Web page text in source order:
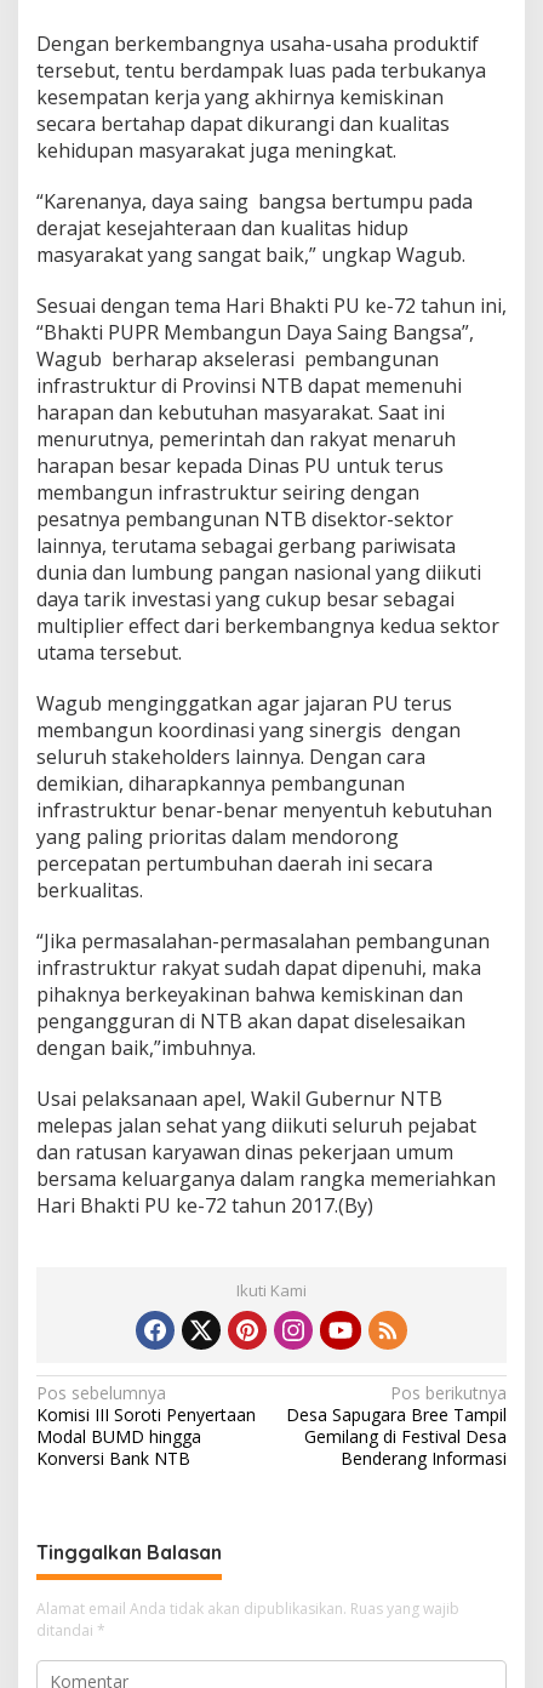
o
l
o
g
B
r
k
u
i
t
a
s
Dengan berkembangnya usaha-usaha produktif
tersebut, tentu berdampak luas pada terbukanya
kesempatan kerja yang akhirnya kemiskinan
secara bertahap dapat dikurangi dan kualitas
kehidupan masyarakat juga meningkat.
“Karenanya, daya saing bangsa bertumpu pada
derajat kesejahteraan dan kualitas hidup
masyarakat yang sangat baik,” ungkap Wagub.
Sesuai dengan tema Hari Bhakti PU ke-72 tahun ini,
“Bhakti PUPR Membangun Daya Saing Bangsa”,
Wagub berharap akselerasi pembangunan
infrastruktur di Provinsi NTB dapat memenuhi
harapan dan kebutuhan masyarakat. Saat ini
menurutnya, pemerintah dan rakyat menaruh
harapan besar kepada Dinas PU untuk terus
membangun infrastruktur seiring dengan
pesatnya pembangunan NTB disektor-sektor
lainnya, terutama sebagai gerbang pariwisata
dunia dan lumbung pangan nasional yang diikuti
daya tarik investasi yang cukup besar sebagai
multiplier effect dari berkembangnya kedua sektor
utama tersebut.
Wagub menginggatkan agar jajaran PU terus
membangun koordinasi yang sinergis dengan
seluruh stakeholders lainnya. Dengan cara
demikian, diharapkannya pembangunan
infrastruktur benar-benar menyentuh kebutuhan
yang paling prioritas dalam mendorong
percepatan pertumbuhan daerah ini secara
berkualitas.
“Jika permasalahan-permasalahan pembangunan
infrastruktur rakyat sudah dapat dipenuhi, maka
pihaknya berkeyakinan bahwa kemiskinan dan
pengangguran di NTB akan dapat diselesaikan
dengan baik,”imbuhnya.
Usai pelaksanaan apel, Wakil Gubernur NTB
melepas jalan sehat yang diikuti seluruh pejabat
dan ratusan karyawan dinas pekerjaan umum
bersama keluarganya dalam rangka memeriahkan
Hari Bhakti PU ke-72 tahun 2017.(By)
Ikuti Kami
N
a
v
g
a
s
i
p
Pos sebelumnya
Komisi III Soroti Penyertaan
Modal BUMD hingga
Konversi Bank NTB
Pos berikutnya
Desa Sapugara Bree Tampil
Gemilang di Festival Desa
Benderang Informasi
Tinggalkan Balasan
Alamat email Anda tidak akan dipublikasikan. Ruas yang wajib
ditandai *